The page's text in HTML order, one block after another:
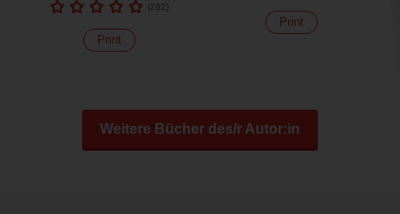
(262)
Print
Print
Weitere Bücher des/r Autor:in